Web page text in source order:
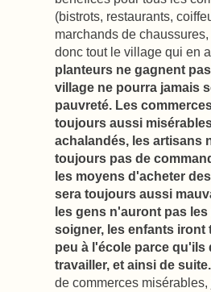
(bistrots, restaurants,
marchands de
donc tout le village qui en
planteurs ne gagnent
village ne pourra jamais
pauvreté. Les
toujours aussi
achalandés, les artisans
toujours pas de
les moyens d'acheter
sera toujours aussi
les gens n'auront pas
soigner, les enfants iront
peu à l'école parce qu'ils
travailler, et ainsi de suite.
de commerces